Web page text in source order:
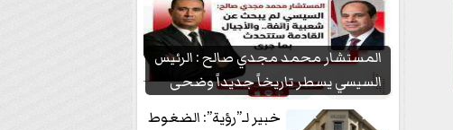
المستشار محمد مجدي صالح : الرئيس
السيسي يسطر تاريخاً جديداً وضحى
بشعبيته...
خبير لـ”رؤية”: الضغوط